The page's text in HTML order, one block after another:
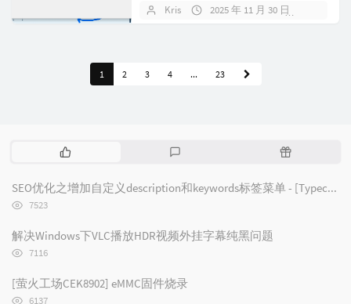
Kris 2025 年 11 月 30 日
1 2 3 4 ... 23
热
文
评
随
文
SEO优化之增加自定义description和keywords标签菜单 - [Typecho/Handsome]
浏
次
数:
7523
解决Windows下VLC播放HDR视频外挂字幕纯黑问题
浏
次
数:
7116
[萤火工场CEK8902] eMMC固件烧录
浏
6137